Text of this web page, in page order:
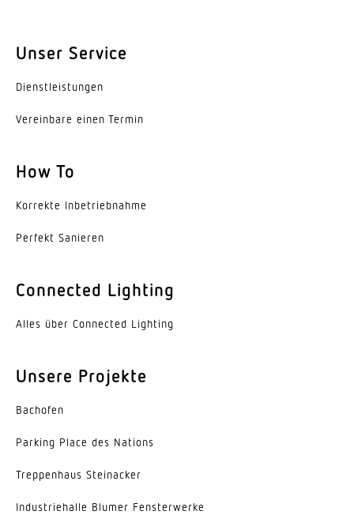
9,8 W
Effizienz
gemessener Lichtstrom (360°)
679 lm
Farbtemperatur
Farbabweichung LED
SDCM3
Ja, STEINEL LED-System
Leuchtmittel
> 60000 Std
Unser Service
Dienst­leis­tungen
Vereinbare einen Termin
How To
Korrekte Inbe­trieb­nahme
Perfekt Sanieren
Connected Lighting
Alles über Connected Lighting
Unsere Projekte
Bachofen
Parking Place des Nations
Trep­penhaus Steinacker
Indus­trie­halle Blumer Fensterwerke